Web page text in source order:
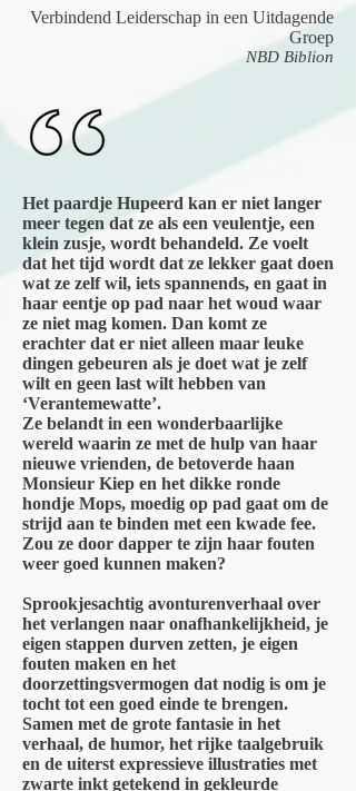
Verbindend Leiderschap in een Uitdagende
Groep
NBD Biblion
Het paardje Hupeerd kan er niet langer
meer tegen dat ze als een veulentje, een
klein zusje, wordt behandeld. Ze voelt
dat het tijd wordt dat ze lekker gaat doen
wat ze zelf wil, iets spannends, en gaat in
haar eentje op pad naar het woud waar
ze niet mag komen. Dan komt ze
erachter dat er niet alleen maar leuke
dingen gebeuren als je doet wat je zelf
wilt en geen last wilt hebben van
‘Verantemewatte’.
Ze belandt in een wonderbaarlijke
wereld waarin ze met de hulp van haar
nieuwe vrienden, de betoverde haan
Monsieur Kiep en het dikke ronde
hondje Mops, moedig op pad gaat om de
strijd aan te binden met een kwade fee.
Zou ze door dapper te zijn haar fouten
weer goed kunnen maken?
Sprookjesachtig avonturenverhaal over
het verlangen naar onafhankelijkheid, je
eigen stappen durven zetten, je eigen
fouten maken en het
doorzettingsvermogen dat nodig is om je
tocht tot een goed einde te brengen.
Samen met de grote fantasie in het
verhaal, de humor, het rijke taalgebruik
en de uiterst expressieve illustraties met
zwarte inkt getekend in gekleurde